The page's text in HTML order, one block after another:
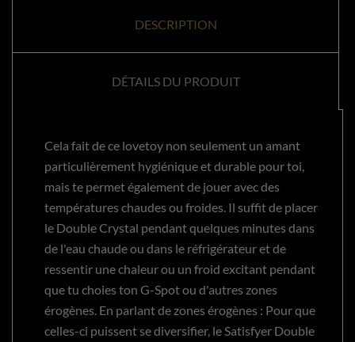
DESCRIPTION
DÉTAILS DU PRODUIT
Cela fait de ce lovetoy non seulement un amant
particulièrement hygiénique et durable pour toi,
mais te permet également de jouer avec des
températures chaudes ou froides. Il suffit de placer
le Double Crystal pendant quelques minutes dans
de l'eau chaude ou dans le réfrigérateur et de
ressentir une chaleur ou un froid excitant pendant
que tu choies ton G-Spot ou d'autres zones
érogènes. En parlant de zones érogènes : Pour que
celles-ci puissent se diversifier, le Satisfyer Double